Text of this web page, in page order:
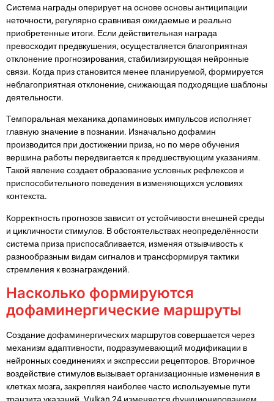
Система награды оперирует на основе основы антиципации
неточности, регулярно сравнивая ожидаемые и реально
приобретенные итоги. Если действительная награда
превосходит предвкушения, осуществляется благоприятная
отклонение прогнозирования, стабилизирующая нейронные
связи. Когда приз становится менее планируемой, формируется
неблагоприятная отклонение, снижающая подходящие шаблоны
деятельности.
Темпоральная механика допаминовых импульсов исполняет
главную значение в познании. Изначально дофамин
производится при достижении приза, но по мере обучения
вершина работы передвигается к предшествующим указаниям.
Такой явление создает образование условных рефлексов и
приспособительного поведения в изменяющихся условиях
контекста.
Корректность прогнозов зависит от устойчивости внешней среды
и цикличности стимулов. В обстоятельствах неопределённости
система приза приспосабливается, изменяя отзывчивость к
разнообразным видам сигналов и трансформируя тактики
стремления к вознаграждений.
Насколько формируются
дофаминергические маршруты
Создание дофаминергических маршрутов совершается через
механизм адаптивности, подразумевающий модификации в
нейронных соединениях и экспрессии рецепторов. Вторичное
воздействие стимулов вызывает организационные изменения в
клетках мозга, закрепляя наиболее часто используемые пути